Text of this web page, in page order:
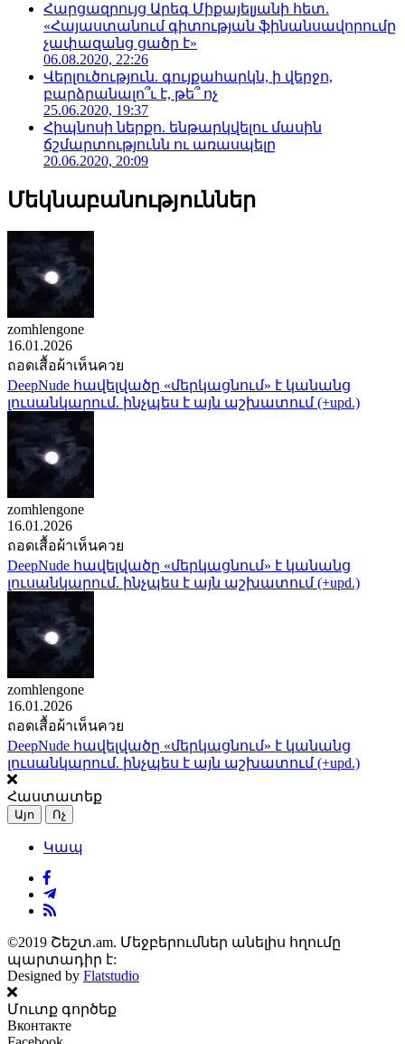
Հարցազրույց Արեգ Միքայելյանի հետ.
«Հայաստանում գիտության ֆինանսավորումը
չափազանց ցածր է»
06.08.2020, 22:26
Վերլուծություն. գույքահարկն, ի վերջո,
բարձրանալո՞ւ է, թե՞ ոչ
25.06.2020, 19:37
Հիպնոսի ներքո. ենթարկվելու մասին
ճշմարտությունն ու առասպելը
20.06.2020, 20:09
Մեկնաբանություններ
zomhlengone
16.01.2026
ถอดเสื้อผ้าเห็นควย
DeepNude հավելվածը «մերկացնում» է կանանց
լուսանկարում. ինչպես է այն աշխատում (+upd.)
zomhlengone
16.01.2026
ถอดเสื้อผ้าเห็นควย
DeepNude հավելվածը «մերկացնում» է կանանց
լուսանկարում. ինչպես է այն աշխատում (+upd.)
zomhlengone
16.01.2026
ถอดเสื้อผ้าเห็นควย
DeepNude հավելվածը «մերկացնում» է կանանց
լուսանկարում. ինչպես է այն աշխատում (+upd.)
Հաստատեք
Այո Ոչ
Կապ
©2019 Շեշտ.am. Մեջբերումներ անելիս հղումը
պարտադիր է:
Designed by Flatstudio
Մուտք գործեք
Вконтакте